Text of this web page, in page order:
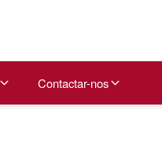
Contactar-nos